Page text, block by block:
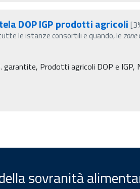
DOP IGP prodotti agricoli
le istanze consortili e quando, lezone
garantite, Prodotti agricoli DOP e
sovranità